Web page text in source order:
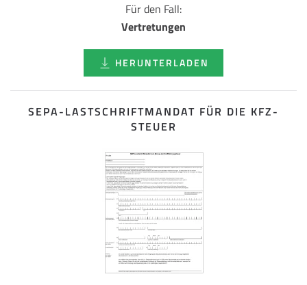
Für den Fall:
Vertretungen
HERUNTERLADEN
SEPA-LASTSCHRIFT­MANDAT FÜR DIE KFZ-
STEUER